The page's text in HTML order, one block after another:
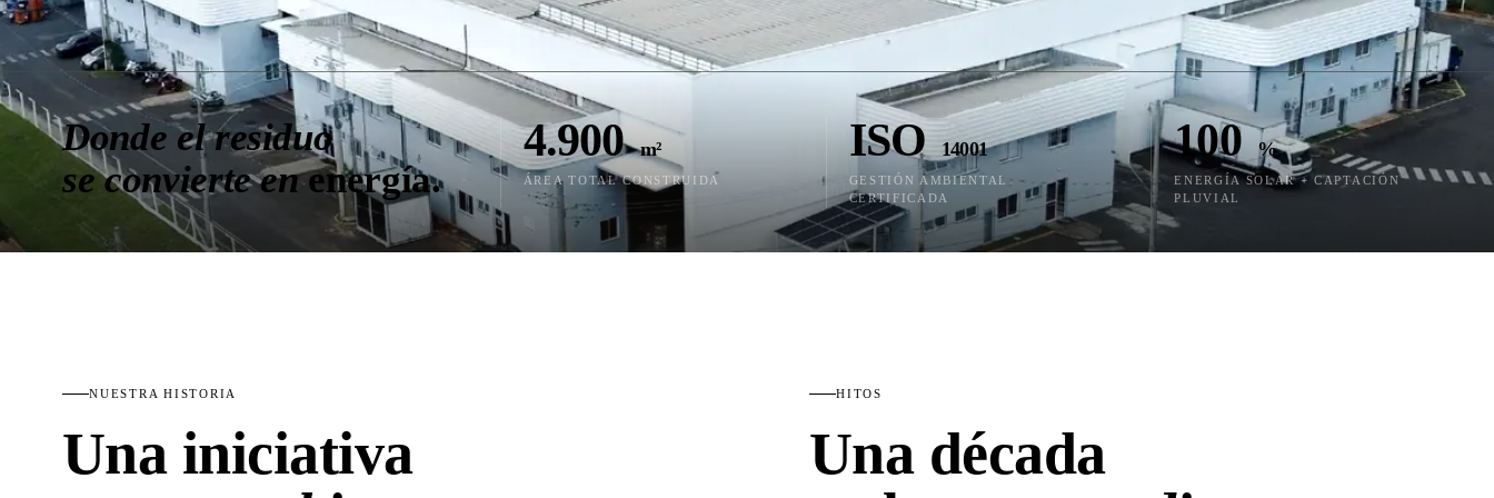
Donde el residuo
se convierte enenergía.
4.900 m²
ÁREA TOTAL CONSTRUIDA
ISO 14001
GESTIÓN AMBIENTAL
CERTIFICADA
100 %
ENERGÍA SOLAR + CAPTACIÓN
PLUVIAL
NUESTRA HISTORIA
Una iniciativa
HITOS
Una década